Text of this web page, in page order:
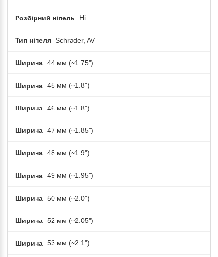
Розбірний ніпель Ні
Тип ніпеля Schrader, AV
Ширина 44 мм (~1.75")
Ширина 45 мм (~1.8")
Ширина 46 мм (~1.8")
Ширина 47 мм (~1.85")
Ширина 48 мм (~1.9")
Ширина 49 мм (~1.95")
Ширина 50 мм (~2.0")
Ширина 52 мм (~2.05")
Ширина 53 мм (~2.1")